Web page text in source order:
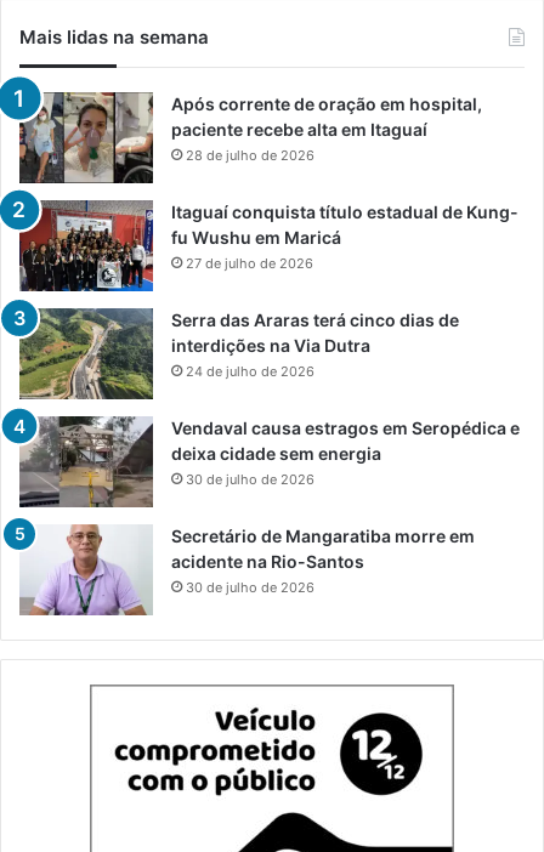
Mais lidas na semana
Após corrente de oração em hospital,
paciente recebe alta em Itaguaí
28 de julho de 2026
Itaguaí conquista título estadual de Kung-
fu Wushu em Maricá
27 de julho de 2026
Serra das Araras terá cinco dias de
interdições na Via Dutra
24 de julho de 2026
Vendaval causa estragos em Seropédica e
deixa cidade sem energia
30 de julho de 2026
Secretário de Mangaratiba morre em
acidente na Rio-Santos
30 de julho de 2026